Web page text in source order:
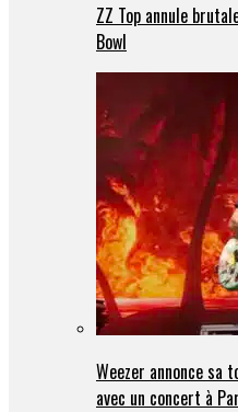
ZZ Top annule
Bowl
Weezer annonce sa
avec un concert à